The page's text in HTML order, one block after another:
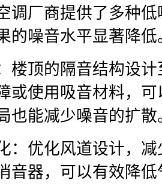
调厂商提供了多种
的噪音水平显著降低
楼顶的隔音结构设
或使用吸音材料，
也能减少噪音的扩散
：优化风道设计，
音器，可以有效降